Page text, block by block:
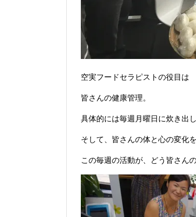
空実フードセラピストの役目は
皆さんの健康管理。
具体的には毎週月曜日に炊き出
そして、皆さんの体と心の変化
この毎週の活動が、どう皆さん